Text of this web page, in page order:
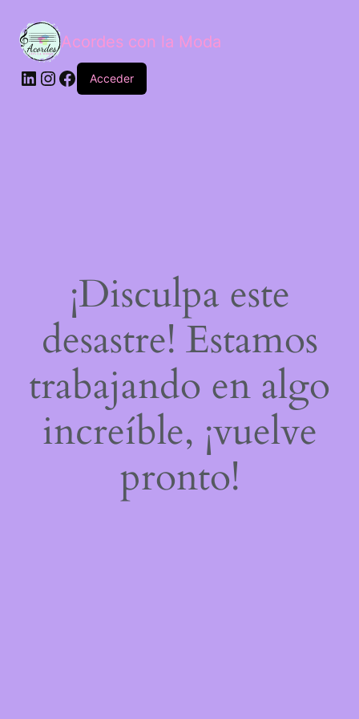
Acordes con la Moda
Acceder
¡Disculpa este
desastre! Estamos
trabajando en algo
increíble, ¡vuelve
pronto!